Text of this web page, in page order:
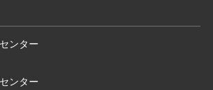
ンター
ンター